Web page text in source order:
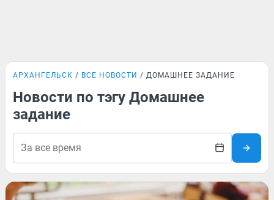
АРХАНГЕЛЬСК ВСЕ НОВОСТИ ДОМАШНЕЕ ЗАДАНИЕ
Новости по тэгу Домашнее
задание